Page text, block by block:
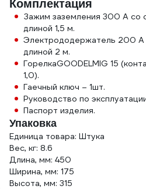
Комплектация
Зажим заземления 300 А со
длиной 1,5 м.
Электрододержатель 200 А
длиной 2 м.
ГорелкаGOODELMIG 15
1,0).
Гаечный ключ – 1шт.
Руководство по
Паспорт изделия.
Упаковка
Единица товара: Штука
Вес, кг: 8.6
Длина, мм: 450
Ширина, мм: 175
Высота, мм: 315